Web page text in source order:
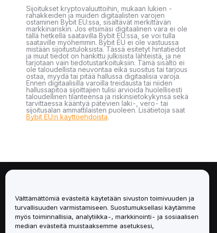
Sijoitukset kryptovaluuttoihin, mukaan lukien -
rahakkeiden ja muiden digitaalisten varojen
ostaminen Bybit EU:ssa, sisältävät merkittävän
markkinariskin. Jos etsimäsi digitaalinen vara ei ole
tällä hetkellä saatavilla Bybit EU:ssa, se voi tulla
saataville myöhemmin. Bybit EU ei ole vastuussa
mistään sijoitustuloksista. Tässä esitetyt hintatiedot
ja muut tiedot on hankittu julkisista lähteistä, ja ne
tarjotaan vain tiedotustarkoituksiin. Tämä sisältö ei
ole taloudellista neuvontaa eikä suositus tai tarjous
ostaa, myydä tai pitää hallussa digitaalisia varoja.
Ennen digitaalisilla varoilla treidausta tai niiden
hallussapitoa sijoittajien tulisi arvioida huolellisesti
taloudellinen tilanteensa ja riskinsietokykynsä sekä
tarvittaessa kääntyä pätevien laki-, vero- tai
sijoitusalan ammattilaisten puoleen. Lisätietoja saat
Bybit EU:n käyttöehdoista.
Palvelut
Välttämättömiä evästeitä käytetään sivuston toimivuuden ja
turvallisuuden varmistamiseen. Suostumuksellasi käytämme
myös toiminnallisia, analytiikka-, markkinointi- ja sosiaalisen
median evästeitä muistaaksemme asetuksesi,